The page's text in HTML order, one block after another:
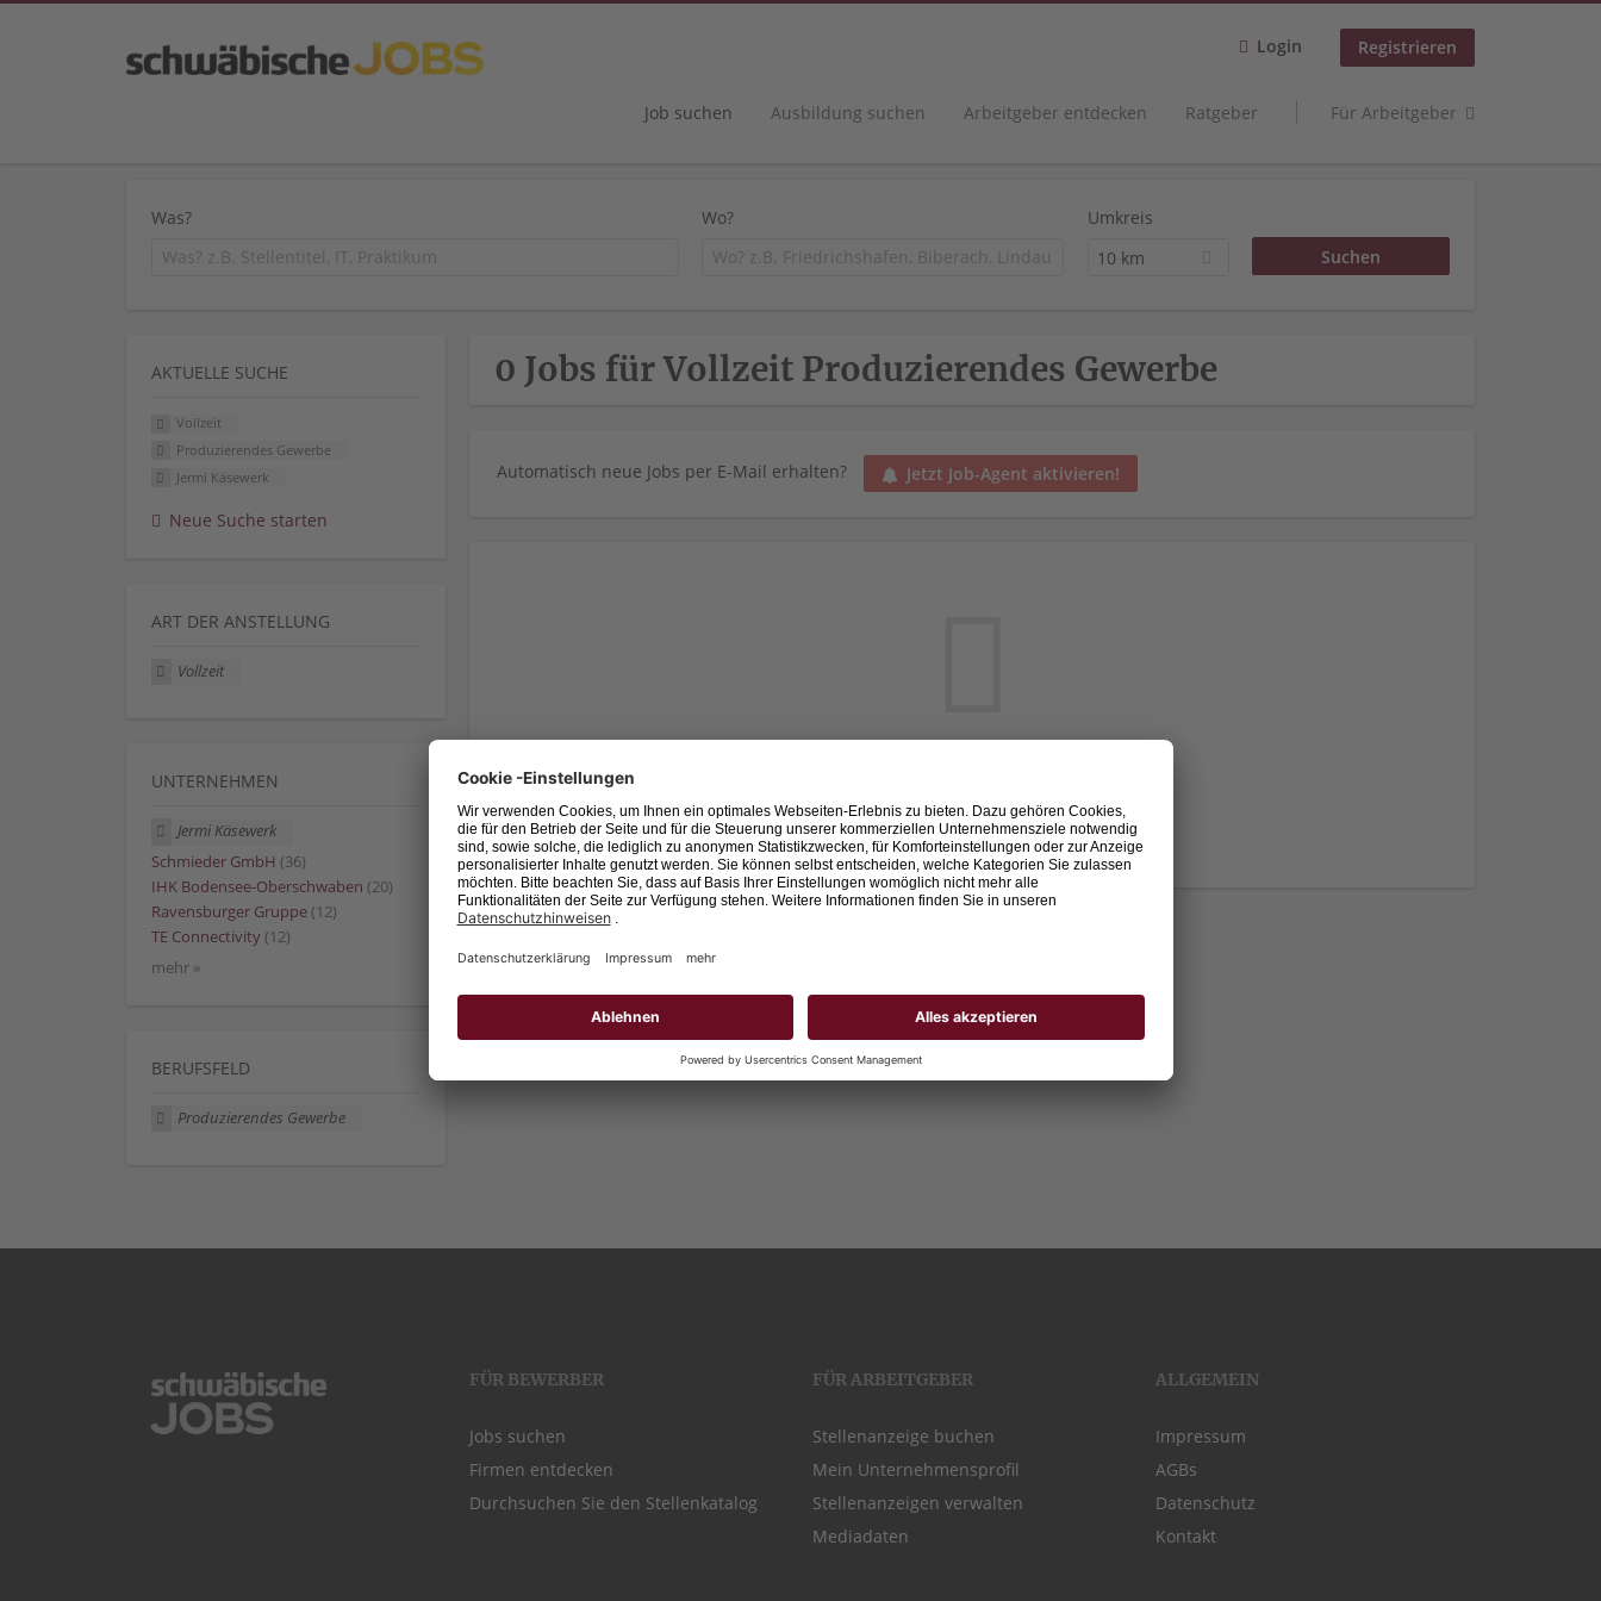
Login Registrieren
Job suchen Ausbildung suchen Arbeitgeber entdecken Ratgeber Für Arbeitgeber
Was? Wo?
Umkreis
10 km
0 Jobs für Vollzeit Produzierendes Gewerbe
Automatisch neue Jobs per E-Mail erhalten? Jetzt Job-Agent aktivieren!
Neue Suche starten
AKTUELLE SUCHE
Vollzeit
Produzierendes Gewerbe
Jermi Käsewerk
Neue Suche starten
ART DER ANSTELLUNG
Vollzeit
UNTERNEHMEN
Jermi Käsewerk
Schmieder GmbH (36)
IHK Bodensee-Oberschwaben (20)
Ravensburger Gruppe (12)
TE Connectivity (12)
mehr »
BERUFSFELD
Produzierendes Gewerbe
FÜR BEWERBER
Jobs suchen
Firmen entdecken
Durchsuchen Sie den Stellenkatalog
FÜR ARBEITGEBER
Stellenanzeige buchen
Mein Unternehmensprofil
Stellenanzeigen verwalten
Mediadaten
ALLGEMEIN
Impressum
AGBs
Datenschutz
Kontakt